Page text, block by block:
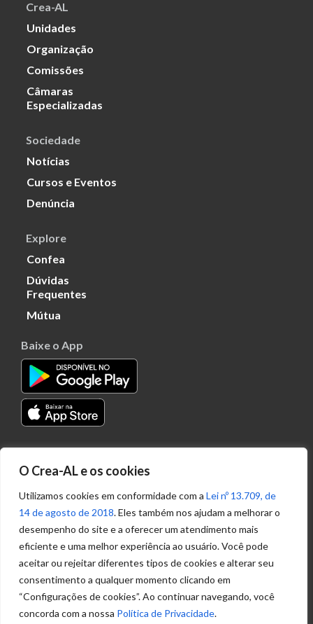
O Crea-AL e os cookies
Utilizamos cookies em conformidade com a Lei nº 13.709, de
14 de agosto de 2018. Eles também nos ajudam a melhorar o
desempenho do site e a oferecer um atendimento mais
eficiente e uma melhor experiência ao usuário. Você pode
aceitar ou rejeitar diferentes tipos de cookies e alterar seu
consentimento a qualquer momento clicando em
“Configurações de cookies”. Ao continuar navegando, você
concorda com a nossa Política de Privacidade.
Crea-AL
Unidades
Organização
Comissões
Câmaras
Especializadas
Sociedade
Notícias
Cursos e Eventos
Denúncia
Explore
Confea
Dúvidas
Frequentes
Mútua
Baixe o App
Transparência
Portal
Acesso à
Informação
Política de
Privacidade de
Ouvidoria
(82) 2123 0864